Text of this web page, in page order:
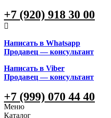
+7 (920) 918 30 00
Написать в Whatsapp
Продавец — консультант
Написать в Viber
Продавец — консультант
+7 (999) 070 44 40
Меню
Каталог